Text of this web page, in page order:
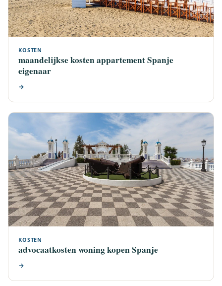
KOSTEN
maandelijkse kosten appartement Spanje
eigenaar
→
KOSTEN
advocaatkosten woning kopen Spanje
→